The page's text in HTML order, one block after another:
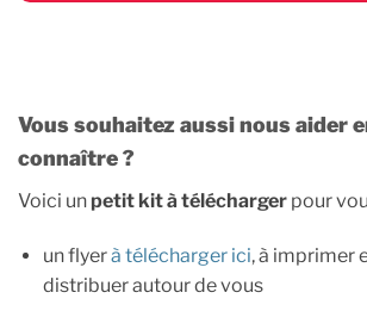
Vous souhaitez aussi nous aider
connaître ?
Voici un petit kit à télécharger pour
un flyerà télécharger ici, à imprimer
distribuer autour de vous